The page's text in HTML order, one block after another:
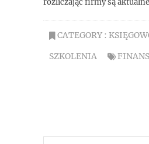
CATEGORY :
SZKOLENIA